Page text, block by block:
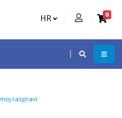
HR 0
raspravi